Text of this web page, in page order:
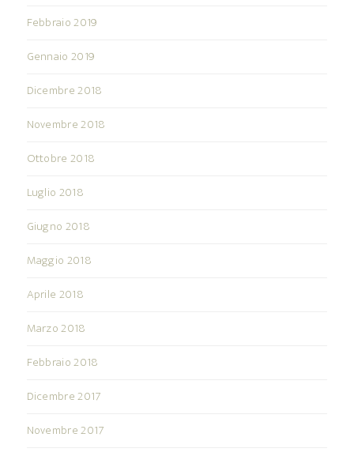
Febbraio 2019
Gennaio 2019
Dicembre 2018
Novembre 2018
Ottobre 2018
Luglio 2018
Giugno 2018
Maggio 2018
Aprile 2018
Marzo 2018
Febbraio 2018
Dicembre 2017
Novembre 2017